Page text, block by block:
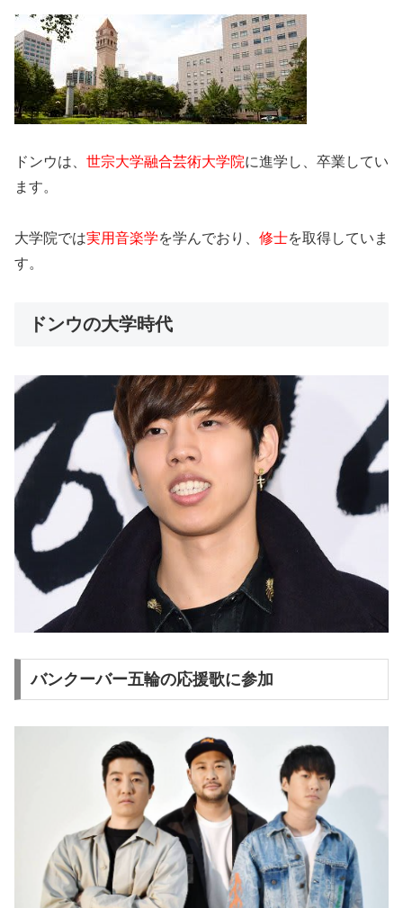
ドンウは、 世宗大学融合芸術大学院に進学し、卒業してい
ます。
大学院では実用音楽学を学んでおり、 修士を取得していま
す。
ドンウの大学時代
バンクーバー五輪の応援歌に参加